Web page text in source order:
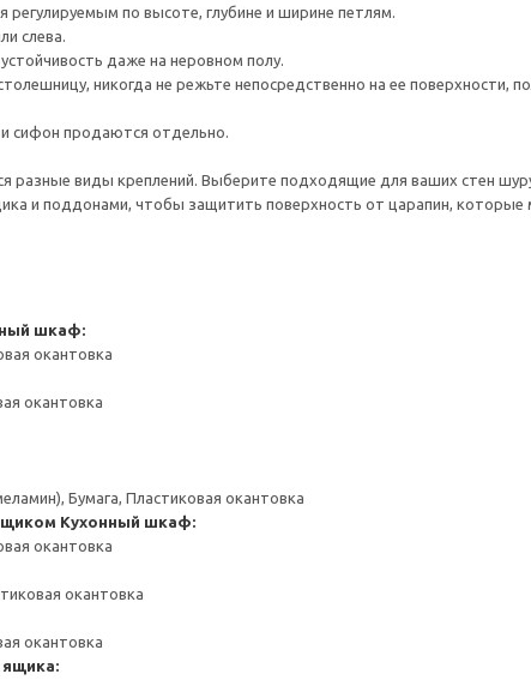
регулируемым по высоте, глубине и ширине петлям.
слева.
даже на неровном полу.
никогда не режьте непосредственно на ее поверхности,
сифон продаются отдельно.
разные виды креплений. Выберите подходящие для ваших стен
и поддонами, чтобы защитить поверхность от царапин, которые
шкаф:
окантовка
окантовка
Бумага, Пластиковая окантовка
Кухонный шкаф:
окантовка
окантовка
окантовка
ящика: